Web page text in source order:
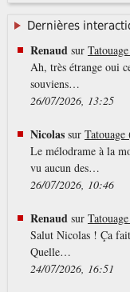
Dernières
Renaud sur
Ah, très étrange oui
souviens…
26/07/2026, 13:25
Nicolassur
Le mélodrame à la
vu aucun des…
26/07/2026, 10:46
Renaud sur
Salut Nicolas ! Ça
Quelle…
24/07/2026, 16:51